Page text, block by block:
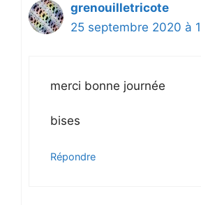
grenouilletricote
25 septembre 2020 à
merci bonne journée
bises
Répondre